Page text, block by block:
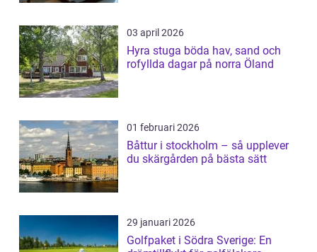
03 april 2026
Hyra stuga böda hav, sand och
rofyllda dagar på norra Öland
01 februari 2026
Båttur i stockholm – så upplever
du skärgården på bästa sätt
29 januari 2026
Golfpaket i Södra Sverige: En